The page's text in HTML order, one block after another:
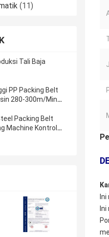
(11)
Tali Baja
PP Packing Belt
280-300m/Min
Packing Belt
Machine Kontrol